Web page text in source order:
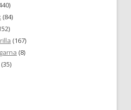
(84)
(167)
(8)
(35)